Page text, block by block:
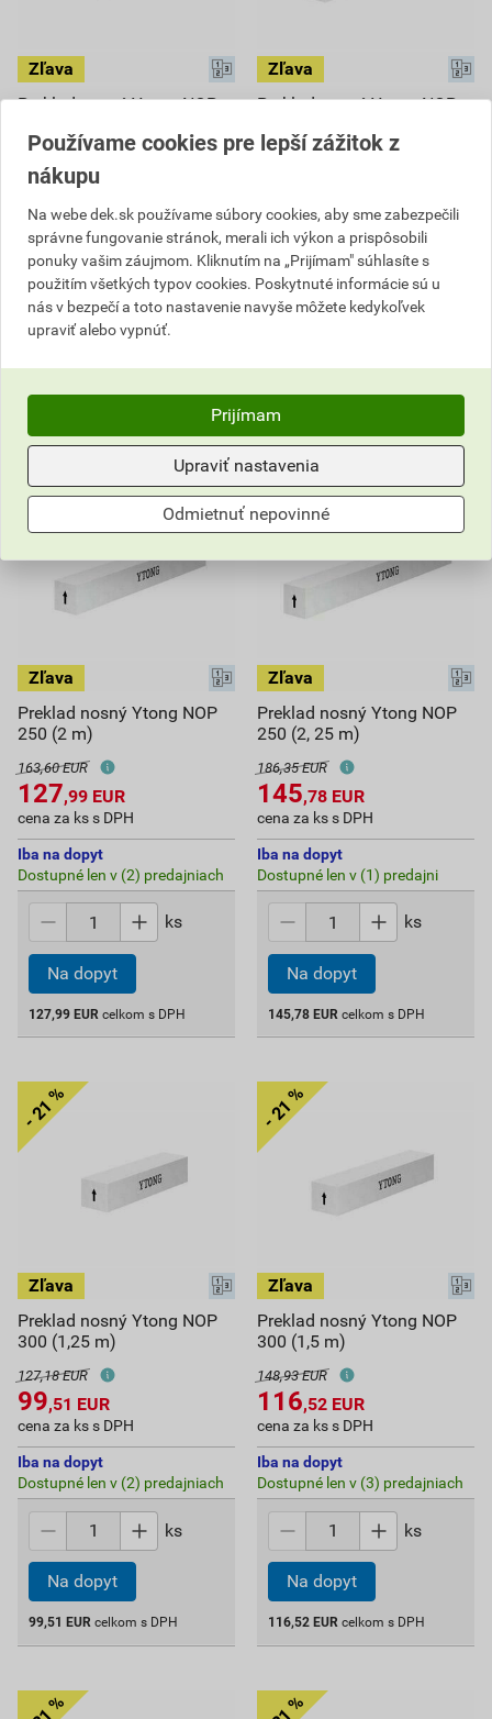
Preklad nosný Ytong NOP
84,48EUR
cena za ks s DPH
Iba na dopyt
Dostupné len v (4) predajniach
ks
Na dopyt
Preklad nosný Ytong NOP
143,09 EUR
cena za ks s DPH
Iba na dopyt
Dostupné len v (2) predajniach
ks
Na dopyt
Preklad nosný Ytong NOP
250 (2 m)
163,60 EUR
127,99 EUR
cena za ks s DPH
Iba na dopyt
Dostupné len v (2) predajniach
ks
Na dopyt
127,99 EUR celkom s DPH
Preklad nosný Ytong NOP
250 (2, 25 m)
186,35 EUR
145,78 EUR
cena za ks s DPH
Iba na dopyt
Dostupné len v (1) predajni
ks
Na dopyt
145,78 EUR celkom s DPH
Preklad nosný Ytong NOP
300 (1,25 m)
127,18 EUR
99,51 EUR
cena za ks s DPH
Iba na dopyt
Dostupné len v (2) predajniach
ks
Na dopyt
99,51 EUR celkom s DPH
Preklad nosný Ytong NOP
300 (1,5 m)
148,93 EUR
116,52 EUR
cena za ks s DPH
Iba na dopyt
Dostupné len v (3) predajniach
ks
Na dopyt
116,52 EUR celkom s DPH
Používame cookies pre lepší zážitok z
nákupu
Na webe dek.sk používame súbory cookies, aby sme zabezpečili
správne fungovanie stránok, merali ich výkon a prispôsobili
ponuky vašim záujmom. Kliknutím na „Prijímam" súhlasíte s
použitím všetkých typov cookies. Poskytnuté informácie sú u
nás v bezpečí a toto nastavenie navyše môžete kedykoľvek
upraviť alebo vypnúť.
Prijímam
Upraviť nastavenia
Odmietnuť nepovinné